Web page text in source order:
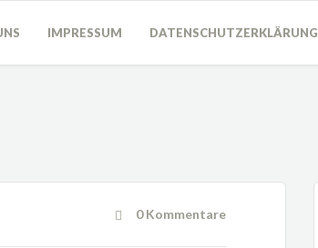
IMPRESSUM DATENSCHUTZERKLÄRUNG
0 Kommentare